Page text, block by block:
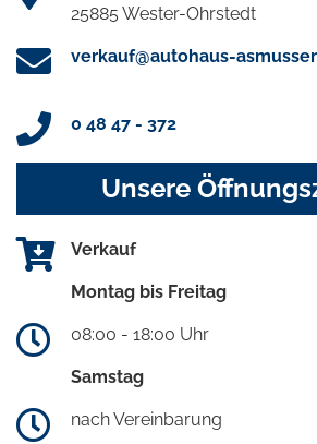
25885 Wester-Ohrstedt
verkauf@autohaus-
0 48 47 - 372
Unsere
Verkauf
Montag bis Freitag
08:00 - 18:00 Uhr
Samstag
nach Vereinbarung